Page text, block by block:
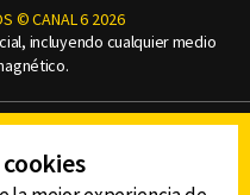
© CANAL 6 2026
incluyendo cualquier medio